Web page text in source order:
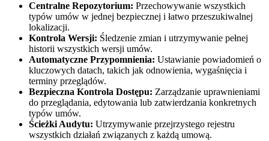
Centralne Repozytorium: Przechowywanie wszystkich
typów umów w jednej bezpiecznej i łatwo przeszukiwalnej
lokalizacji.
Kontrola Wersji: Śledzenie zmian i utrzymywanie pełnej
historii wszystkich wersji umów.
Automatyczne Przypomnienia: Ustawianie powiadomień o
kluczowych datach, takich jak odnowienia, wygaśnięcia i
terminy przeglądów.
Bezpieczna Kontrola Dostępu: Zarządzanie uprawnieniami
do przeglądania, edytowania lub zatwierdzania konkretnych
typów umów.
Ścieżki Audytu: Utrzymywanie przejrzystego rejestru
wszystkich działań związanych z każdą umową.